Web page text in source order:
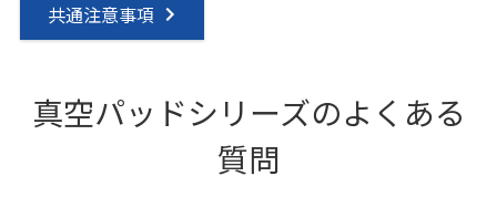
共通注意事項
真空パッドシリーズのよくある
質問